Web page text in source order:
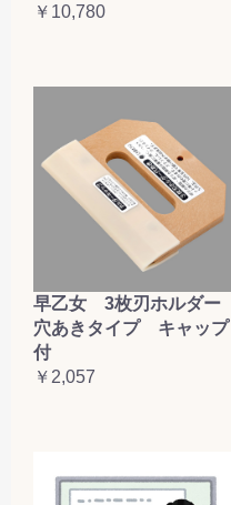
￥10,780
早乙女 3枚刃ホルダー
穴あきタイプ キャップ
付
￥2,057